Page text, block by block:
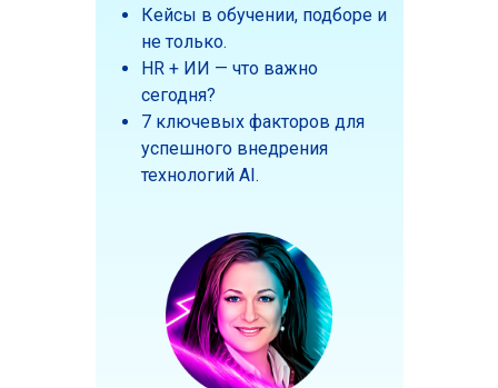
Кейсы в обучении, подборе и
не только.
HR + ИИ — что важно
сегодня?
7 ключевых факторов для
успешного внедрения
технологий AI.